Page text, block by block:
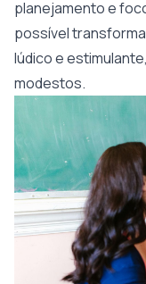
planejamento e
possível
lúdico e
modestos.